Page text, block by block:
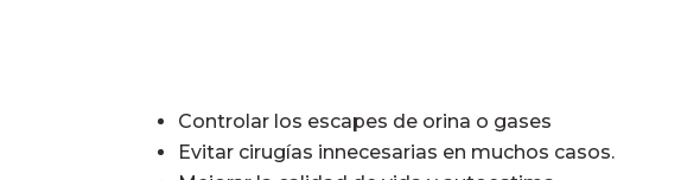
Controlar los escapes de orina o gases
Evitar cirugías innecesarias en muchos casos.